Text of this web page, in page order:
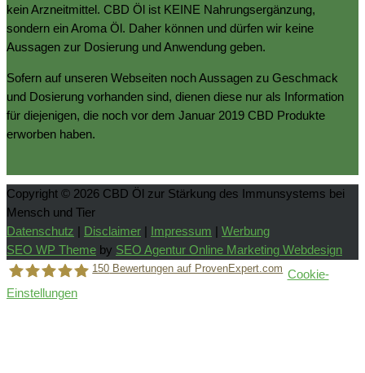
kein Arzneitmittel. CBD Öl ist KEINE Nahrungsergänzung,
sondern ein Aroma Öl. Daher können und dürfen wir keine
Aussagen zur Dosierung und Anwendung geben.
Sofern auf unseren Webseiten noch Aussagen zu Geschmack
und Dosierung vorhanden sind, dienen diese nur als Information
für diejenigen, die noch vor dem Januar 2019 CBD Produkte
erworben haben.
Copyright © 2026 CBD Öl zur Stärkung des Immunsystems bei
Mensch und Tier
Datenschutz | Disclaimer | Impressum | Werbung
SEO WP Theme by SEO Agentur Online Marketing Webdesign
150 Bewertungen auf ProvenExpert.com Cookie-
Einstellungen